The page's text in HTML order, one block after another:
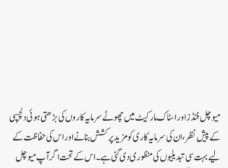
میوچل فنڈز اور اسٹاک مارکیٹ میں چھوٹے سرمایہ کاروں کی بڑھتی ہوئی دلچسپی
کے پیش نظر، ان کی سرمایہ کاری کو مزید پرکشش بنانے اور اس کی حفاظت کے
لیے بہت سی تبدیلیوں کی منظوری دی گئی ہے۔اس کے تحت اگر آپ میوچل